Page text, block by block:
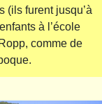
(ils furent jusqu’à
à l’école
comme de